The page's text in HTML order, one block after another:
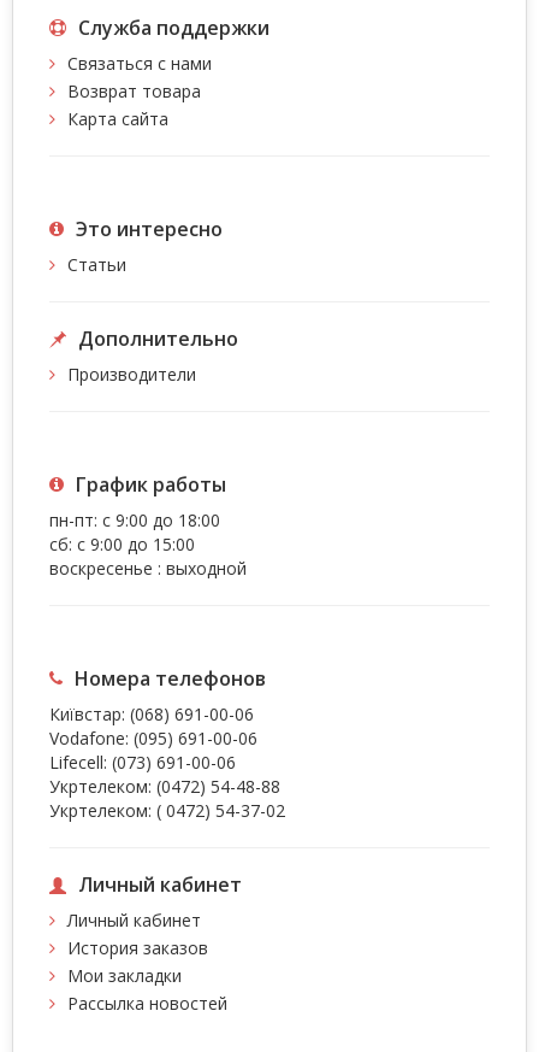
Служба поддержки
Связаться с нами
Возврат товара
Карта сайта
Это интересно
Статьи
Дополнительно
Производители
График работы
пн-пт: с 9:00 до 18:00
сб: с 9:00 до 15:00
воскресенье : выходной
Номера телефонов
Київстар: (068) 691-00-06
Vodafone: (095) 691-00-06
Lifecell: (073) 691-00-06
Укртелеком: (0472) 54-48-88
Укртелеком: ( 0472) 54-37-02
Личный кабинет
Личный кабинет
История заказов
Мои закладки
Рассылка новостей